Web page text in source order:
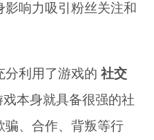
响力吸引粉丝关注和
分利用了游戏的 社交
戏本身就具备很强的社
骗、合作、背叛等行